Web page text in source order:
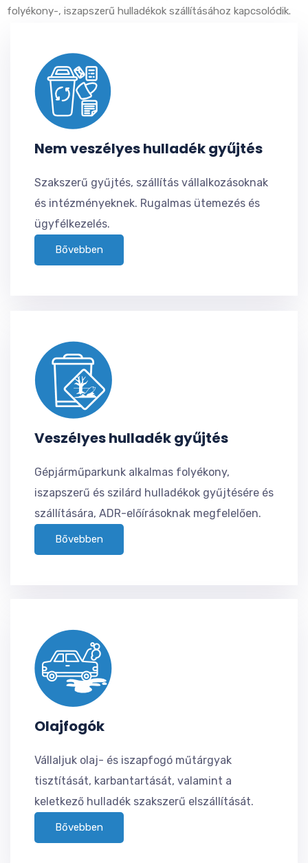
folyékony-, iszapszerű hulladékok szállításához kapcsolódik.
Nem veszélyes hulladék gyűjtés
Szakszerű gyűjtés, szállítás vállalkozásoknak
és intézményeknek. Rugalmas ütemezés és
ügyfélkezelés.
Bővebben
Veszélyes hulladék gyűjtés
Gépjárműparkunk alkalmas folyékony,
iszapszerű és szilárd hulladékok gyűjtésére és
szállítására, ADR-előírásoknak megfelelően.
Bővebben
Olajfogók
Vállaljuk olaj- és iszapfogó műtárgyak
tisztítását, karbantartását, valamint a
keletkező hulladék szakszerű elszállítását.
Bővebben